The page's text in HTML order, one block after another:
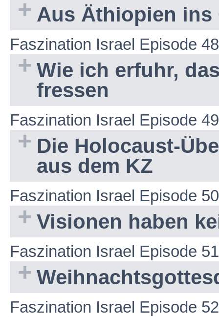
Aus Äthiopien ins
Faszination Israel Episode 48
Wie ich erfuhr,
fressen
Faszination Israel Episode 49
Die Holocaust-
aus dem KZ
Faszination Israel Episode 50
Visionen haben
Faszination Israel Episode 51
Faszination Israel Episode 52